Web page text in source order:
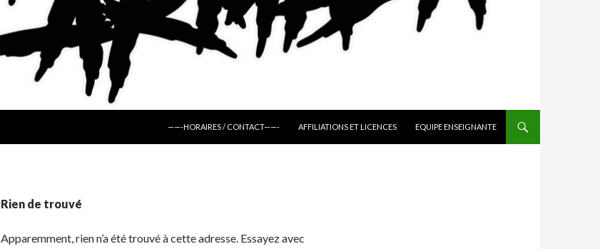
——-HORAIRES / CONTACT——-
AFFILIATIONS ET LICENCES EQUIPE ENSEIGNANTE
Rien de trouvé
Apparemment, rien n’a été trouvé à cette adresse. Essayez avec